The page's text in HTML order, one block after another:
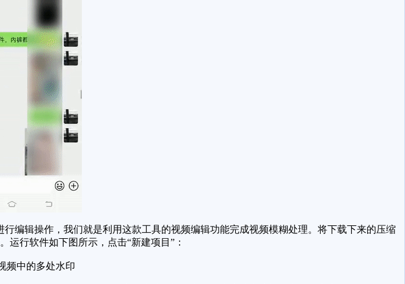
辑操作，我们就是利用这款工具的视频编辑功能完成视频模糊处理。将下载下来的压缩
行软件如下图所示，点击“新建项目”：